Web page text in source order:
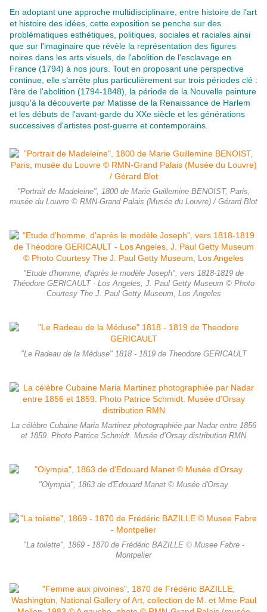
En adoptant une approche multidisciplinaire, entre histoire de l'art
et histoire des idées, cette exposition se penche sur des
problématiques esthétiques, politiques, sociales et raciales ainsi
que sur l'imaginaire que révèle la représentation des figures
noires dans les arts visuels, de l'abolition de l'esclavage en
France (1794) à nos jours. Tout en proposant une perspective
continue, elle s'arrête plus particulièrement sur trois périodes clé :
l'ère de l'abolition (1794-1848), la période de la Nouvelle peinture
jusqu'à la découverte par Matisse de la Renaissance de Harlem
et les débuts de l'avant-garde du XXe siècle et les générations
successives d'artistes post-guerre et contemporains.
"Portrait de Madeleine", 1800 de Marie Guillemine BENOIST, Paris,
musée du Louvre © RMN-Grand Palais (Musée du Louvre) / Gérard Blot
"Etude d'homme, d'après le modèle Joseph", vers 1818-1819 de
Théodore GERICAULT - Los Angeles, J. Paul Getty Museum © Photo
Courtesy The J. Paul Getty Museum, Los Angeles
"Le Radeau de la Méduse" 1818 - 1819 de Theodore GERICAULT
La célèbre Cubaine Maria Martinez photographiée par Nadar entre 1856
et 1859. Photo Patrice Schmidt. Musée d’Orsay distribution RMN
"Olympia", 1863 de d'Edouard Manet © Musée d'Orsay
"La toilette", 1869 - 1870 de Frédéric BAZILLE © Musee Fabre -
Montpelier